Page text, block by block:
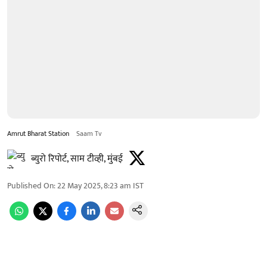
Amrut Bharat Station Saam Tv
ब्युरो रिपोर्ट, साम टीव्ही, मुंबई
Published On:22 May 2025, 8:23 am IST